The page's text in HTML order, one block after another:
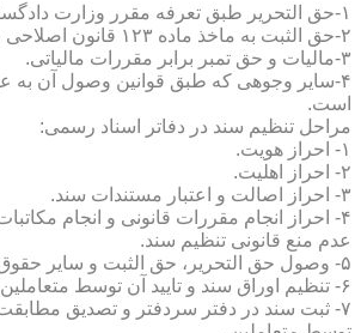
۱-حق التحریر طبق تعرفه مقرر وزارت دادگستری.
۲-حق الثبت به ماخذ ماده ۱۲۳ قانون اصلاحی قانون ثبت.
۳-مالیات و حق تمبر برابر مقررات مالیاتی.
۴-سایر وجوهی که طبق قوانین وصول آن به
است.
مراحل تنظیم سند در دفاتر اسناد رسمی:
۱- احراز هویت.
۲- احراز اهلیت.
۳- احراز اصالت و اعتبار مستندات سند.
۴- احراز انجام مقررات قانونی و انجام
عدم منع قانونی تنظیم سند.
۵- وصول حق التحریر، حق الثبت و سایر حقوق دولتی.
۶- تنظیم اوراق سند و تایید آن توسط متعاملین.
۷- ثبت سند در دفتر سردفتر و تصدیق